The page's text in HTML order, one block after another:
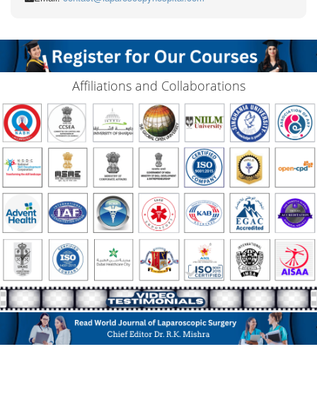
Affiliations and Collaborations